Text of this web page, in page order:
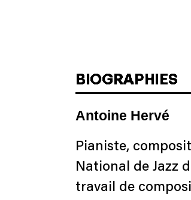
BIOGRAPHIES
Antoine Hervé
Pianiste,
National de Jazz
travail de